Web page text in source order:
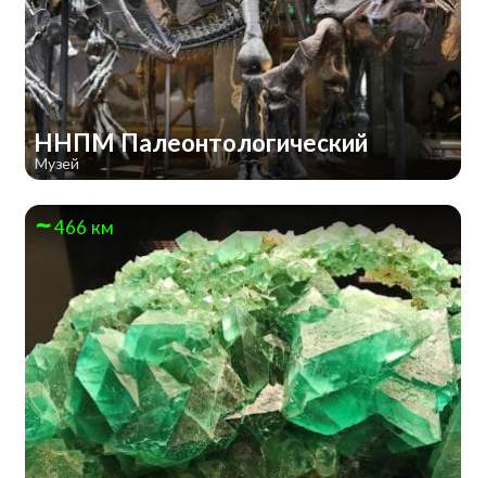
ННПМ Палеонтологический
Музей
466 км